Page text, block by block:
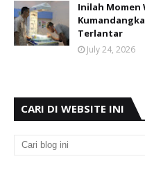
Inilah Momen
Terlantar
July 24, 2026
CARI DI WEBSITE INI